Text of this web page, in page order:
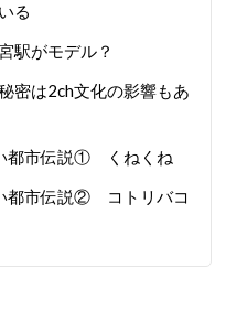
る
駅がモデル？
は2ch文化の影響もあ
都市伝説① くねくね
都市伝説② コトリバコ